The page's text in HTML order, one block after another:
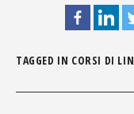
TAGGED IN CORSI DI